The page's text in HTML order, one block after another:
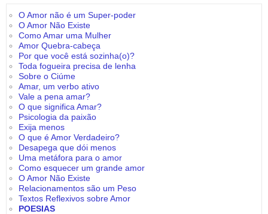
O Amor não é um Super-poder
O Amor Não Existe
Como Amar uma Mulher
Amor Quebra-cabeça
Por que você está sozinha(o)?
Toda fogueira precisa de lenha
Sobre o Ciúme
Amar, um verbo ativo
Vale a pena amar?
O que significa Amar?
Psicologia da paixão
Exija menos
O que é Amor Verdadeiro?
Desapega que dói menos
Uma metáfora para o amor
Como esquecer um grande amor
O Amor Não Existe
Relacionamentos são um Peso
Textos Reflexivos sobre Amor
POESIAS